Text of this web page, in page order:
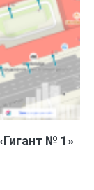
№ 1»